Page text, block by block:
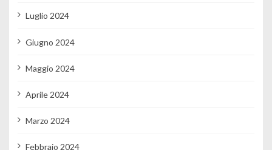
Luglio 2024
Giugno 2024
Maggio 2024
Aprile 2024
Marzo 2024
Febbraio 2024